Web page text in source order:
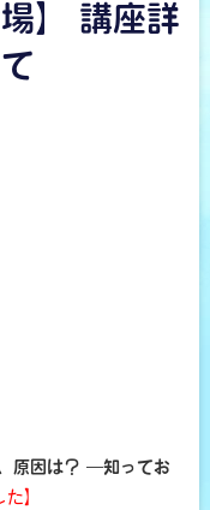
】 講座詳
原因は？ ―知ってお
】